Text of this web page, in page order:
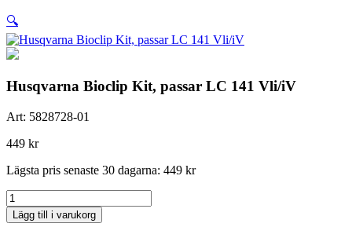
🔍
Husqvarna Bioclip Kit, passar LC 141 Vli/iV
Art: 5828728-01
449 kr
Lägsta pris senaste 30 dagarna: 449 kr
Husqvarna
Bioclip
Kit,
Lägg till i varukorg